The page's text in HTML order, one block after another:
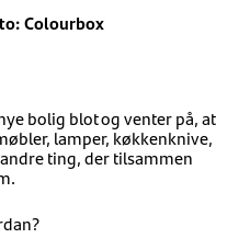
Colourbox
bolig blot og venter på, at
lamper, køkkenknive,
ting, der tilsammen